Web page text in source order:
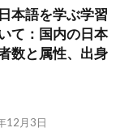
本語を学ぶ学習
て：国内の日本
数と属性、出身
12月3日